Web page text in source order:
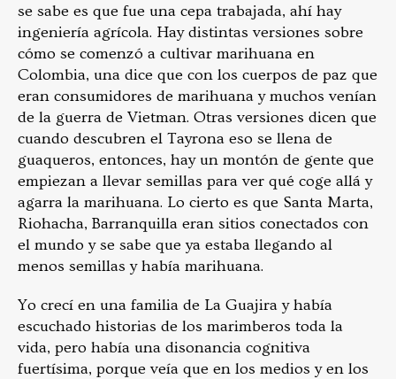
se sabe es que fue una cepa trabajada, ahí hay
ingeniería agrícola. Hay distintas versiones sobre
cómo se comenzó a cultivar marihuana en
Colombia, una dice que con los cuerpos de paz que
eran consumidores de marihuana y muchos venían
de la guerra de Vietman. Otras versiones dicen que
cuando descubren el Tayrona eso se llena de
guaqueros, entonces, hay un montón de gente que
empiezan a llevar semillas para ver qué coge allá y
agarra la marihuana. Lo cierto es que Santa Marta,
Riohacha, Barranquilla eran sitios conectados con
el mundo y se sabe que ya estaba llegando al
menos semillas y había marihuana.
Yo crecí en una familia de La Guajira y había
escuchado historias de los marimberos toda la
vida, pero había una disonancia cognitiva
fuertísima, porque veía que en los medios y en los